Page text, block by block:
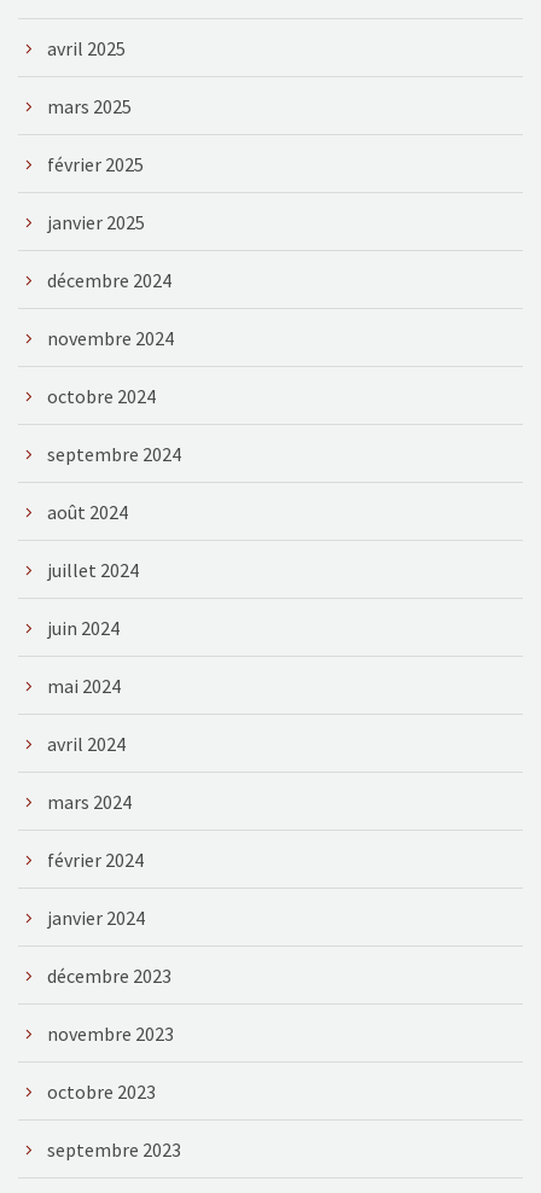
avril 2025
mars 2025
février 2025
janvier 2025
décembre 2024
novembre 2024
octobre 2024
septembre 2024
août 2024
juillet 2024
juin 2024
mai 2024
avril 2024
mars 2024
février 2024
janvier 2024
décembre 2023
novembre 2023
octobre 2023
septembre 2023